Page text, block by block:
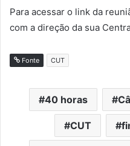
Para acessar o link da
com a direção da sua
Fonte CUT
40 horas
CUT